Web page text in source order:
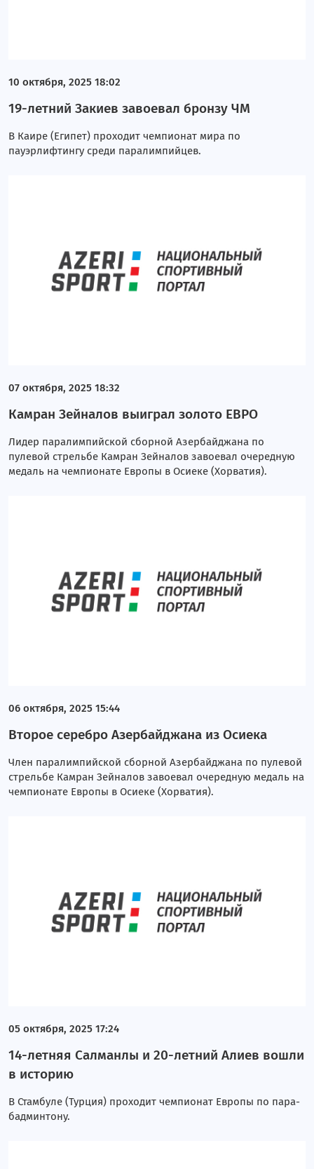
10 октября, 2025 18:02
19-летний Закиев завоевал бронзу ЧМ
В Каире (Египет) проходит чемпионат мира по
пауэрлифтингу среди паралимпийцев.
07 октября, 2025 18:32
Камран Зейналов выиграл золото ЕВРО
Лидер паралимпийской сборной Азербайджана по
пулевой стрельбе Камран Зейналов завоевал очередную
медаль на чемпионате Европы в Осиеке (Хорватия).
06 октября, 2025 15:44
Второе серебро Азербайджана из Осиека
Член паралимпийской сборной Азербайджана по пулевой
стрельбе Камран Зейналов завоевал очередную медаль на
чемпионате Европы в Осиеке (Хорватия).
05 октября, 2025 17:24
14-летняя Салманлы и 20-летний Алиев вошли
в историю
В Стамбуле (Турция) проходит чемпионат Европы по пара-
бадминтону.